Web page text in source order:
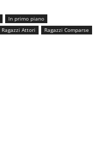
In primo piano
Ragazzi Attori Ragazzi Comparse